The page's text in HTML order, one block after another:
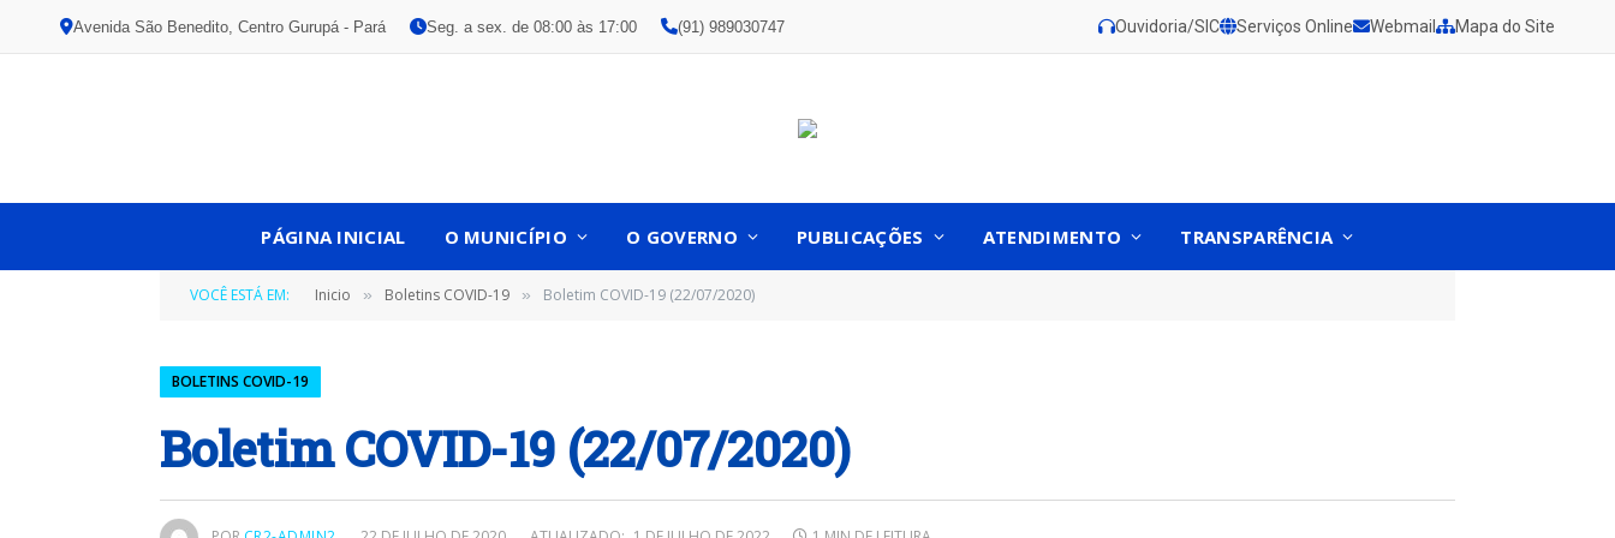
Avenida São Benedito, Centro Gurupá - Pará Seg. a sex. de 08:00 às 17:00 (91) 989030747 Ouvidoria/SIC Serviços Online Webmail Mapa do Site
PÁGINA INICIAL O MUNICÍPIO O GOVERNO PUBLICAÇÕES ATENDIMENTO TRANSPARÊNCIA
VOCÊ ESTÁ EM: Inicio » Boletins COVID-19 » Boletim COVID-19 (22/07/2020)
BOLETINS COVID-19
Boletim COVID-19 (22/07/2020)